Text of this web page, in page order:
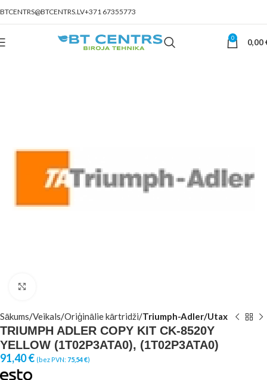
BTCENTRS@BTCENTRS.LV+371 67355773
0 0,00
Sākums Veikals Oriģinālie kārtridži Triumph-Adler/Utax
TRIUMPH ADLER COPY KIT CK-8520Y
YELLOW (1T02P3ATA0), (1T02P3ATA0)
91,40€ (bez PVN: 75,54€)